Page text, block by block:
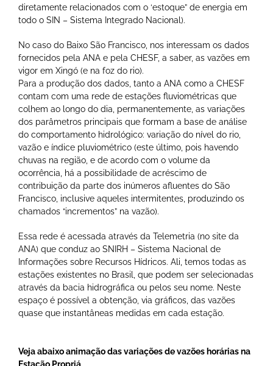
diretamente relacionados com o ‘estoque” de energia em
todo o SIN – Sistema Integrado Nacional).
No caso do Baixo São Francisco, nos interessam os dados
fornecidos pela ANA e pela CHESF, a saber, as vazões em
vigor em Xingó (e na foz do rio).
Para a produção dos dados, tanto a ANA como a CHESF
contam com uma rede de estações fluviométricas que
colhem ao longo do dia, permanentemente, as variações
dos parâmetros principais que formam a base de análise
do comportamento hidrológico: variação do nível do rio,
vazão e índice pluviométrico (este último, pois havendo
chuvas na região, e de acordo com o volume da
ocorrência, há a possibilidade de acréscimo de
contribuição da parte dos inúmeros afluentes do São
Francisco, inclusive aqueles intermitentes, produzindo os
chamados “incrementos” na vazão).
Essa rede é acessada através da Telemetria (no site da
ANA) que conduz ao SNIRH – Sistema Nacional de
Informações sobre Recursos Hídricos. Ali, temos todas as
estações existentes no Brasil, que podem ser selecionadas
através da bacia hidrográfica ou pelos seu nome. Neste
espaço é possível a obtenção, via gráficos, das vazões
quase que instantâneas medidas em cada estação.
Veja abaixo animação das variações de vazões horárias na